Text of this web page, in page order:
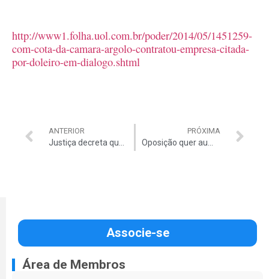
http://www1.folha.uol.com.br/poder/2014/05/1451259-
com-cota-da-camara-argolo-contratou-empresa-citada-
por-doleiro-em-dialogo.shtml
ANTERIOR PRÓXIMA
Associe-se
Área de Membros